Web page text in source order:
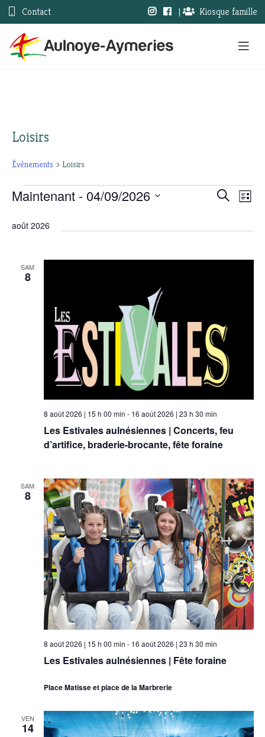
Contact | Kiosque famille
Loisirs
Évènements Loisirs
Évènements
de
Recherche
Liste
Maintenant - 04/09/2026
une
août 2026
SAM
8
Les Estivales aulnésiennes | Concerts, feu
d’artifice, braderie-brocante, fête foraine
8 août 2026 | 15 h 00 min - 16 août 2026 | 23 h 30 min
SAM
8
Les Estivales aulnésiennes | Fête foraine
8 août 2026 | 15 h 00 min - 16 août 2026 | 23 h 30 min
Place Matisse et place de la Marbrerie
VEN
14